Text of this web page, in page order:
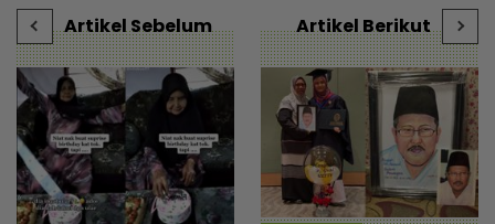
Artikel Sebelum Artikel Berikut